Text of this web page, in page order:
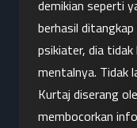
demikian seperti
berhasil
psikiater, dia tidak
mentalnya. Tidak
Kurtaj diserang
membocorkan